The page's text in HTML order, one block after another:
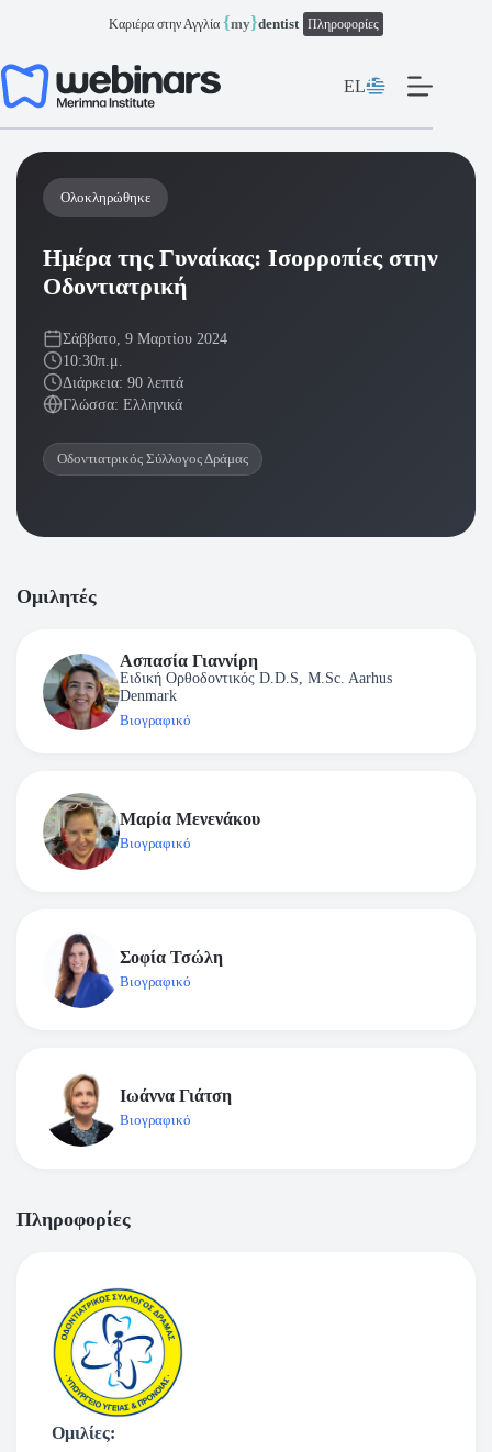
Καριέρα στην Αγγλία {my}dentist Πληροφορίες
EL
Ολοκληρώθηκε
Ημέρα της Γυναίκας: Ισορροπίες στην
Οδοντιατρική
Σάββατο, 9 Μαρτίου 2024
10:30π.μ.
Διάρκεια: 90 λεπτά
Γλώσσα: Ελληνικά
Οδοντιατρικός Σύλλογος Δράμας
Ομιλητές
Ασπασία Γιαννίρη
Ειδική Ορθοδοντικός D.D.S, M.Sc. Aarhus
Denmark
Βιογραφικό
Μαρία Μενενάκου
Βιογραφικό
Σοφία Τσώλη
Βιογραφικό
Ιωάννα Γιάτση
Βιογραφικό
Πληροφορίες
Ομιλίες: